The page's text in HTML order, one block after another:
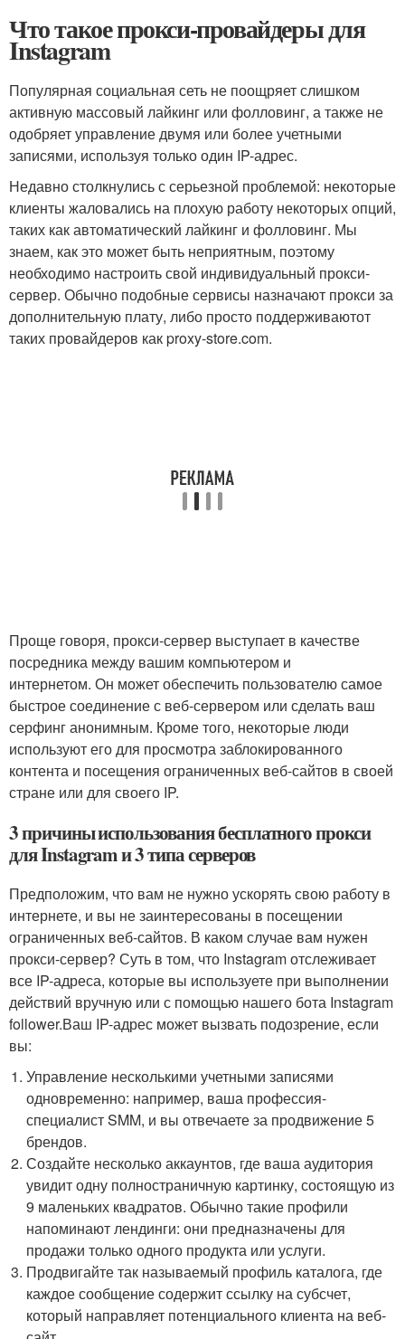
Что такое прокси-провайдеры для
Instagram
Популярная социальная сеть не поощряет слишком
активную массовый лайкинг или фолловинг, а также не
одобряет управление двумя или более учетными
записями, используя только один IP-адрес.
Недавно столкнулись с серьезной проблемой: некоторые
клиенты жаловались на плохую работу некоторых опций,
таких как автоматический лайкинг и фолловинг. Мы
знаем, как это может быть неприятным, поэтому
необходимо настроить свой индивидуальный прокси-
сервер. Обычно подобные сервисы назначают прокси за
дополнительную плату, либо просто поддерживаютот
таких провайдеров как proxy-store.com.
Проще говоря, прокси-сервер выступает в качестве
посредника между вашим компьютером и
интернетом. Он может обеспечить пользователю самое
быстрое соединение с веб-сервером или сделать ваш
серфинг анонимным. Кроме того, некоторые люди
используют его для просмотра заблокированного
контента и посещения ограниченных веб-сайтов в своей
стране или для своего IP.
3 причины использования бесплатного прокси
для Instagram и 3 типа серверов
Предположим, что вам не нужно ускорять свою работу в
интернете, и вы не заинтересованы в посещении
ограниченных веб-сайтов. В каком случае вам нужен
прокси-сервер? Суть в том, что Instagram отслеживает
все IP-адреса, которые вы используете при выполнении
действий вручную или с помощью нашего бота Instagram
follower.Ваш IP-адрес может вызвать подозрение, если
вы:
Управление несколькими учетными записями
одновременно: например, ваша профессия-
специалист SMM, и вы отвечаете за продвижение 5
брендов.
Создайте несколько аккаунтов, где ваша аудитория
увидит одну полностраничную картинку, состоящую из
9 маленьких квадратов. Обычно такие профили
напоминают лендинги: они предназначены для
продажи только одного продукта или услуги.
Продвигайте так называемый профиль каталога, где
каждое сообщение содержит ссылку на субсчет,
который направляет потенциального клиента на веб-